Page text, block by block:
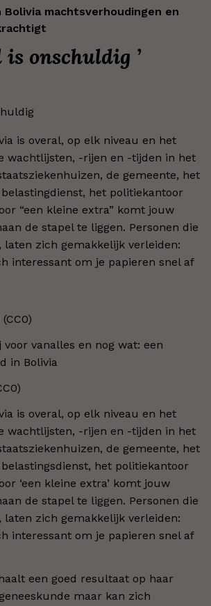
machtsverhoudingen en
is onschuldig ’
is overal, op elk niveau en het
wachtlijsten, -rijen en -tijden in het
de gemeente, het
het politiekantoor
“een kleine extra” komt jouw
de stapel te liggen. Personen die
laten zich gemakkelijk verleiden:
interessant om je papieren snel af
vanalles en nog wat: een
in Bolivia
is overal, op elk niveau en het
wachtlijsten, -rijen en -tijden in het
de gemeente, het
het politiekantoor
‘een kleine extra’ komt jouw
de stapel te liggen. Personen die
laten zich gemakkelijk verleiden:
interessant om je papieren snel af
een goed resultaat op haar
maar kan zich